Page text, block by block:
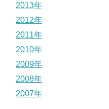
2013年
2012年
2011年
2010年
2009年
2008年
2007年